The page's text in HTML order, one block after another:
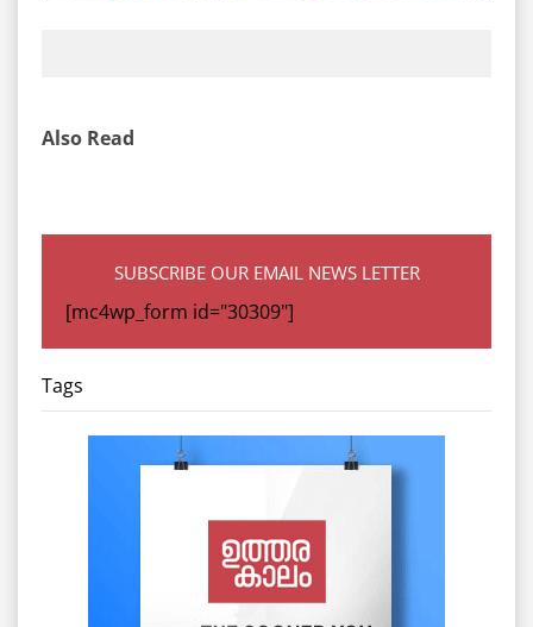
Also Read
SUBSCRIBE OUR EMAIL NEWS LETTER
[mc4wp_form id="30309"]
Tags